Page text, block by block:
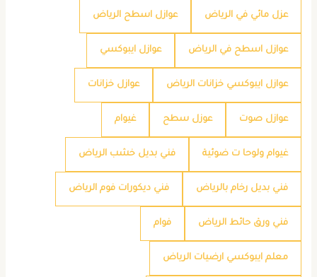
عزل مائي في الرياض عوازل اسطح الرياض
عوازل اسطح في الرياض عوازل ايبوكسي
عوازل ايبوكسي خزانات الرياض عوازل خزانات
عوازل صوت عوزل سطح غيوام
غيوام ولوحا ت ضوئية فني بديل خشب الرياض
فني بديل رخام بالرياض فني ديكورات فوم الرياض
فني ورق حائط الرياض فوام
معلم ايبوكسي ارضيات الرياض